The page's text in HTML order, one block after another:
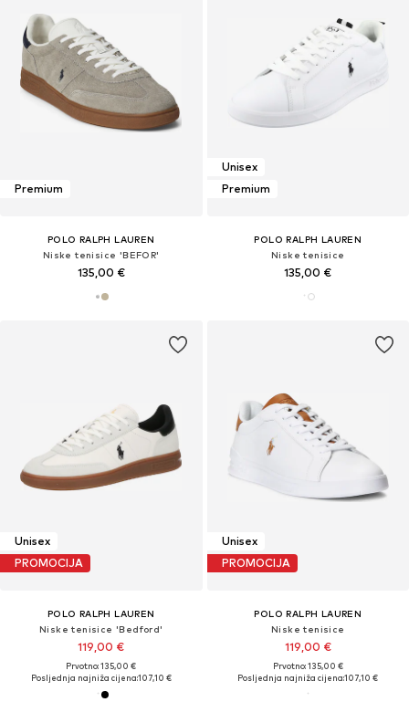
Premium
POLO RALPH LAUREN
Niske tenisice 'BEFOR'
135,00 €
Unisex
Premium
POLO RALPH LAUREN
Niske tenisice
135,00 €
Unisex
PROMOCIJA
POLO RALPH LAUREN
Niske tenisice 'Bedford'
119,00 €
Prvotno: 135,00 €
Posljednja najniža cijena:107,10 €
Unisex
PROMOCIJA
POLO RALPH LAUREN
Niske tenisice
119,00 €
Prvotno: 135,00 €
Posljednja najniža cijena:107,10 €